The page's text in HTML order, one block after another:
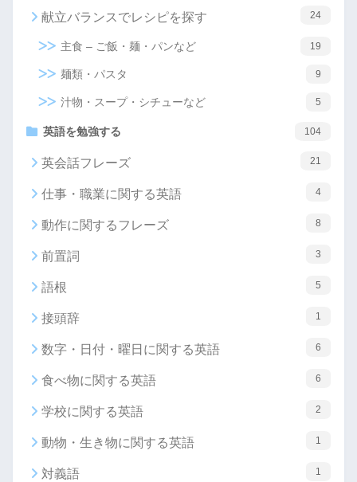
献立バランスでレシピを探す 24
主食 – ご飯・麺・パンなど 19
麺類・パスタ 9
汁物・スープ・シチューなど 5
英語を勉強する 104
英会話フレーズ 21
仕事・職業に関する英語 4
動作に関するフレーズ 8
前置詞 3
語根 5
接頭辞 1
数字・日付・曜日に関する英語 6
食べ物に関する英語 6
学校に関する英語 2
動物・生き物に関する英語 1
対義語 1